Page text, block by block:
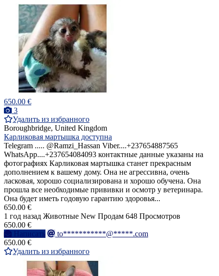
650.00 €
3
Удалить из избранного
Boroughbridge, United Kingdom
Карликовая мартышка доступна
Telegram ..... @Ramzi_Hassan Viber....+237654887565
WhatsApp....+237654084093 контактные данные указаны на
фотографиях Карликовая мартышка станет прекрасным
дополнением к вашему дому. Она не агрессивна, очень
ласковая, хорошо социализирована и хорошо обучена. Она
прошла все необходимые прививки и осмотр у ветеринара.
Она будет иметь годовую гарантию здоровья...
650.00 €
1 год назад Животные New Продам 648 Просмотров
650.00 €
Написать
to***********@*****.com
650.00 €
Удалить из избранного